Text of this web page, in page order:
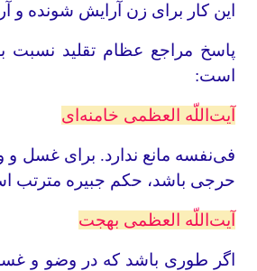
این کار برای زن آرایش شونده و
پاسخ مراجع عظام تقلید نسبت
است:
آیت‌اللّه العظمی خامنه‌ای
فی‌نفسه مانع ندارد. برای غسل
حرجی باشد، حکم جبیره مترتب
آیت‌اللّه العظمی بهجت
اگر طوری باشد که در وضو و